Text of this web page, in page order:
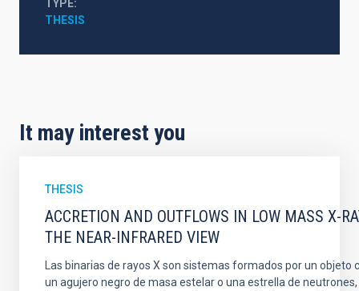
TYPE
THESIS
It may interest you
THESIS
ACCRETION AND OUTFLOWS IN LOW MASS X-
THE NEAR-INFRARED VIEW
Las binarias de rayos X son sistemas formados por un objeto
un agujero negro de masa estelar o una estrella de